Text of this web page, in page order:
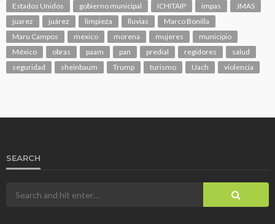
Estados Unidos
gobierno municipal ICHITAIP impas
JMAS
juarez
juárez limpieza lluvias
Marco Bonilla
Maru Campos
mexico morena mujeres
municipio
México
obras paam pan predial regidores
salud
seguridad
sheinbaum Trump turismo Uach violencia
SEARCH